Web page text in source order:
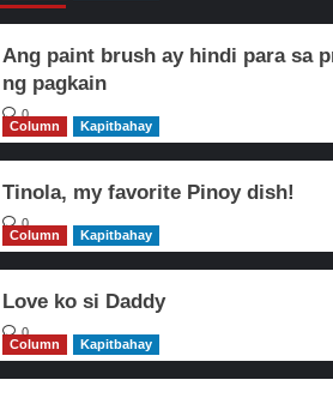
Ang paint brush ay hindi para sa
ng pagkain
0
Column
Kapitbahay
Tinola, my favorite Pinoy dish!
0
Column
Kapitbahay
Love ko si Daddy
0
Column
Kapitbahay